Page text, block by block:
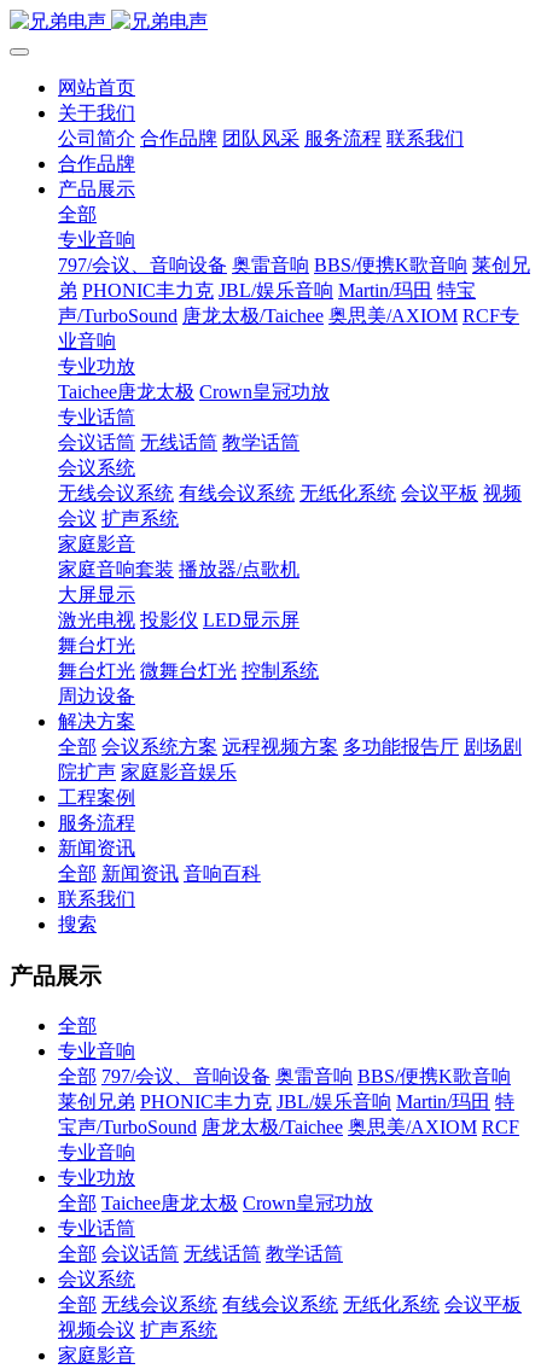
网站首页
关于我们
公司简介 合作品牌 团队风采 服务流程 联系我们
合作品牌
产品展示
全部
专业音响
797/会议、音响设备 奥雷音响 BBS/便携K歌音响 莱创兄
弟 PHONIC丰力克 JBL/娱乐音响 Martin/玛田 特宝
声/TurboSound 唐龙太极/Taichee 奥思美/AXIOM RCF专
业音响
专业功放
Taichee唐龙太极 Crown皇冠功放
专业话筒
会议话筒 无线话筒 教学话筒
会议系统
无线会议系统 有线会议系统 无纸化系统 会议平板 视频
会议 扩声系统
家庭影音
家庭音响套装 播放器/点歌机
大屏显示
激光电视 投影仪 LED显示屏
舞台灯光
舞台灯光 微舞台灯光 控制系统
周边设备
解决方案
全部 会议系统方案 远程视频方案 多功能报告厅 剧场剧
院扩声 家庭影音娱乐
工程案例
服务流程
新闻资讯
全部 新闻资讯 音响百科
联系我们
搜索
产品展示
全部
专业音响
全部 797/会议、音响设备 奥雷音响 BBS/便携K歌音响
莱创兄弟 PHONIC丰力克 JBL/娱乐音响 Martin/玛田 特
宝声/TurboSound 唐龙太极/Taichee 奥思美/AXIOM RCF
专业音响
专业功放
全部 Taichee唐龙太极 Crown皇冠功放
专业话筒
全部 会议话筒 无线话筒 教学话筒
会议系统
全部 无线会议系统 有线会议系统 无纸化系统 会议平板
视频会议 扩声系统
家庭影音